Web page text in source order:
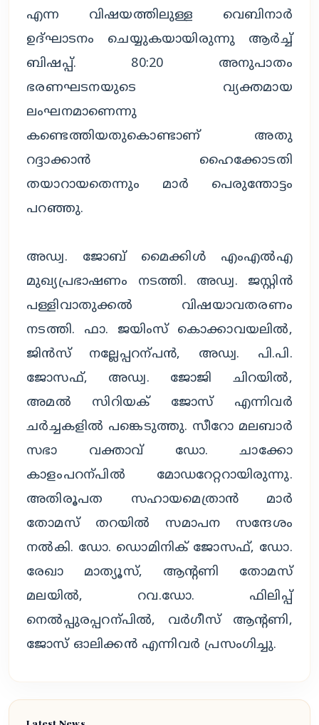
എന്ന വിഷയത്തിലുള്ള വെബിനാര്‍
ഉദ്ഘാടനം ചെയ്യുകയായിരുന്നു ആര്‍ച്ച്
ബിഷപ്പ്. 80:20 അനുപാതം
ഭരണഘടനയുടെ വ്യക്തമായ
ലംഘനമാണെന്നു
കണ്ടെത്തിയതുകൊണ്ടാണ് അതു
റദ്ദാക്കാന്‍ ഹൈക്കോടതി
തയാറായതെന്നും മാര്‍ പെരുന്തോട്ടം
പറഞ്ഞു.
അഡ്വ. ജോബ് മൈക്കിള്‍ എംഎല്‍എ
മുഖ്യപ്രഭാഷണം നടത്തി. അഡ്വ. ജസ്റ്റിന്‍
പള്ളിവാതുക്കല്‍ വിഷയാവതരണം
നടത്തി. ഫാ. ജയിംസ് കൊക്കാവയലില്‍,
ജിന്‍സ് നല്ലേപ്പറന്പന്‍, അഡ്വ. പി.പി.
ജോസഫ്, അഡ്വ. ജോജി ചിറയില്‍,
അമല്‍ സിറിയക് ജോസ് എന്നിവര്‍
ചര്‍ച്ചകളില്‍ പങ്കെടുത്തു. സീറോ മലബാര്‍
സഭാ വക്താവ് ഡോ. ചാക്കോ
കാളംപറന്പില്‍ മോഡറേറ്ററായിരുന്നു.
അതിരൂപത സഹായമെത്രാന്‍ മാര്‍
തോമസ് തറയില്‍ സമാപന സന്ദേശം
നല്‍കി. ഡോ. ഡൊമിനിക് ജോസഫ്, ഡോ.
രേഖാ മാത്യൂസ്, ആന്റണി തോമസ്
മലയില്‍, റവ.ഡോ. ഫിലിപ്പ്
നെല്‍പ്പുരപ്പറന്പില്‍, വര്‍ഗീസ് ആന്റണി,
ജോസ് ഓലിക്കന്‍ എന്നിവര്‍ പ്രസംഗിച്ചു.